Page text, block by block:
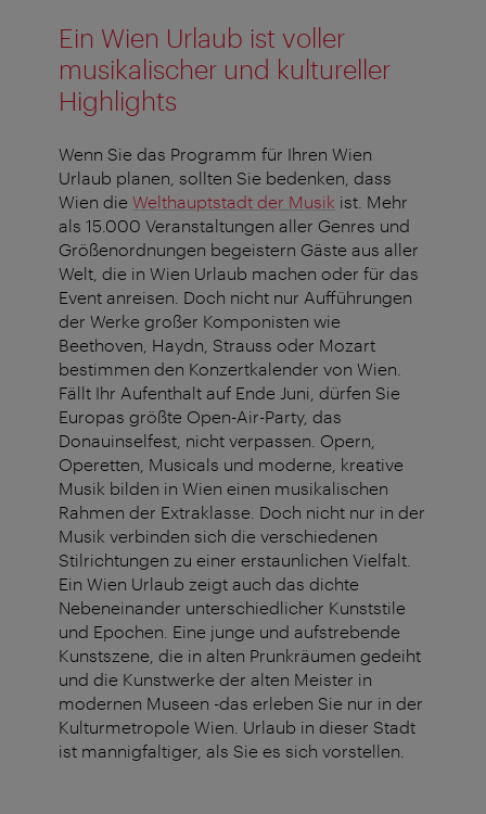
Ein Wien Urlaub ist voller
musikalischer und kultureller
Highlights
Wenn Sie das Programm für Ihren Wien
Urlaub planen, sollten Sie bedenken, dass
Wien die Welthauptstadt der Musik ist. Mehr
als 15.000 Veranstaltungen aller Genres und
Größenordnungen begeistern Gäste aus aller
Welt, die in Wien Urlaub machen oder für das
Event anreisen. Doch nicht nur Aufführungen
der Werke großer Komponisten wie
Beethoven, Haydn, Strauss oder Mozart
bestimmen den Konzertkalender von Wien.
Fällt Ihr Aufenthalt auf Ende Juni, dürfen Sie
Europas größte Open-Air-Party, das
Donauinselfest, nicht verpassen. Opern,
Operetten, Musicals und moderne, kreative
Musik bilden in Wien einen musikalischen
Rahmen der Extraklasse. Doch nicht nur in der
Musik verbinden sich die verschiedenen
Stilrichtungen zu einer erstaunlichen Vielfalt.
Ein Wien Urlaub zeigt auch das dichte
Nebeneinander unterschiedlicher Kunststile
und Epochen. Eine junge und aufstrebende
Kunstszene, die in alten Prunkräumen gedeiht
und die Kunstwerke der alten Meister in
modernen Museen -das erleben Sie nur in der
Kulturmetropole Wien. Urlaub in dieser Stadt
ist mannigfaltiger, als Sie es sich vorstellen.